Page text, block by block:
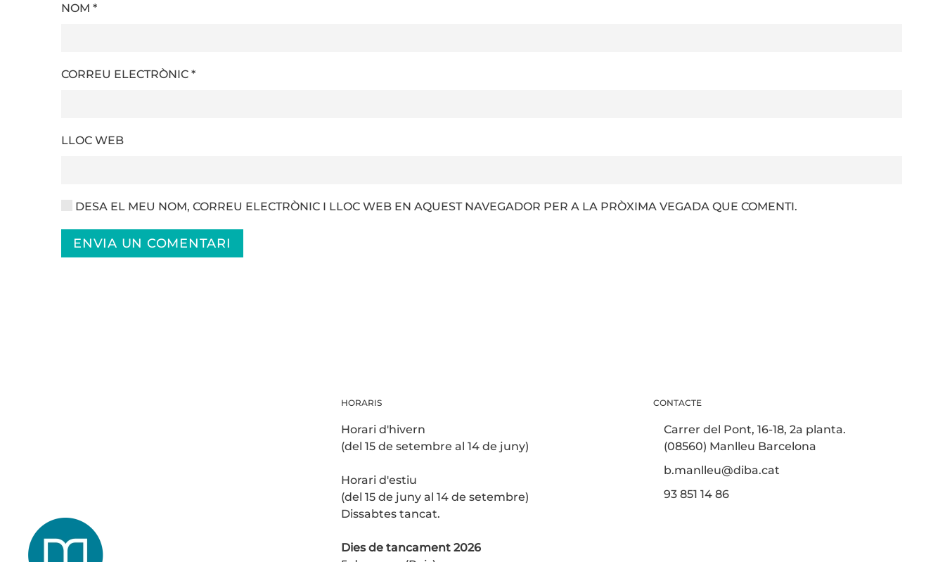
NOM *
CORREU ELECTRÒNIC *
LLOC WEB
DESA EL MEU NOM, CORREU ELECTRÒNIC I LLOC WEB EN AQUEST NAVEGADOR PER A LA PRÒXIMA VEGADA QUE COMENTI.
ENVIA UN COMENTARI
HORARIS
Horari d'hivern
(del 15 de setembre al 14 de juny)
Horari d'estiu
(del 15 de juny al 14 de setembre)
Dissabtes tancat.
Dies de tancament 2026
CONTACTE
Carrer del Pont, 16-18, 2a planta.
(08560) Manlleu Barcelona
b.manlleu@diba.cat
93 851 14 86